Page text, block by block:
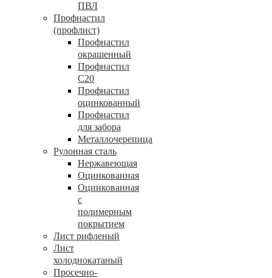
ПВЛ
Профнастил
(профлист)
Профнастил
окрашенный
Профнастил
С20
Профнастил
оцинкованный
Профнастил
для забора
Металлочерепица
Рулонная сталь
Нержавеющая
Оцинкованная
Оцинкованная
с
полимерным
покрытием
Лист рифленый
Лист
холоднокатаный
Просечно-